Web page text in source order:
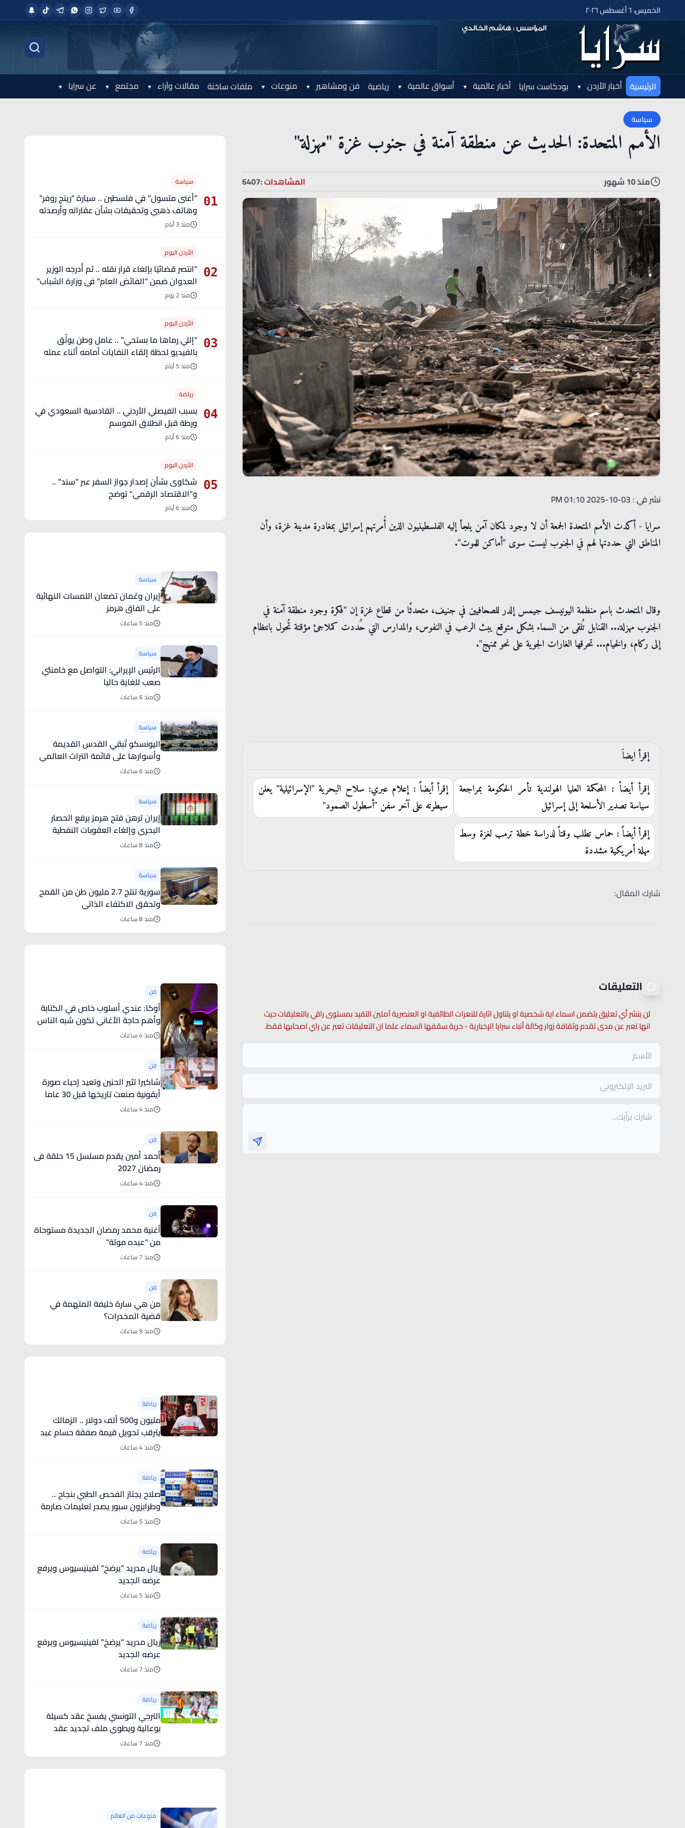
الخميس، ٦ أغسطس ٢٠٢٦
الرئيسية أخبار الأردن بودكاست سرايا أخبار عالمية أسواق عالمية رياضية فن ومشاهير منوعات ملفات ساخنة مقالات وآراء مجتمع عن سرايا
سياسة
الأمم المتحدة: الحديث عن منطقة آمنة في جنوب غزة "مهزلة"
منذ 10 شهور المشاهدات :6407
نشر في : 03-10-2025 01:10 PM
سرايا - أكدت الأمم المتحدة الجمعة أن لا وجود لمكان آمن يلجأ إليه الفلسطينيون الذين أُمرتهم إسرائيل بمغادرة مدينة غزة، وأن
المناطق التي حددتها لهم في الجنوب ليست سوى "أماكن للموت".
وقال المتحدث باسم منظمة اليونيسف جيمس إلدر للصحافيين في جنيف، متحدثًا من قطاع غزة إن "فكرة وجود منطقة آمنة في
الجنوب مهزلة... القنابل تُلقى من السماء بشكل متوقع يبث الرعب في النفوس، والمدارس التي حُددت كملاجئ مؤقتة تُحول بانتظام
إلى ركام، والخيام... تحرقها الغارات الجوية على نحو ممنهج".
إقرأ ايضاَ
إقرأ أيضاً : المحكمة العليا الهولندية تأمر الحكومة بمراجعة
سياسة تصدير الأسلحة إلى إسرائيل
إقرأ أيضاً : إعلام عبري: سلاح البحرية "الإسرائيلية" يعلن
سيطرته على آخر سفن "أسطول الصمود"
إقرأ أيضاً : حماس تطلب وقتاً لدراسة خطة ترمب لغزة وسط
مهلة أمريكية مشددة
شارك المقال:
التعليقات
لن ينشر أي تعليق يتضمن اسماء اية شخصية او يتناول اثارة للنعرات الطائفية او العنصرية آملين التقيد بمستوى راقي بالتعليقات حيث
انها تعبر عن مدى تقدم وثقافة زوار وكالة أنباء سرايا الإخبارية - حرية سقفها السماء علما ان التعليقات تعبر عن راي اصحابها فقط.
01
سياسة
"أغنى متسول" في فلسطين .. سيارة "رينج روفر"
وهاتف ذهبي وتحقيقات بشأن عقاراته وأرصدته
منذ 3 أيام
02
الأردن اليوم
"انتصر قضائيًا بإلغاء قرار نقله .. ثم أُدرجه الوزير
العدوان ضمن "الفائض العام" في وزارة الشباب"
- تفاصيل
منذ 2 يوم
03
الأردن اليوم
"إللي رماها ما بستحي" .. عامل وطن يوثّق
بالفيديو لحظة إلقاء النفايات أمامه أثناء عمله
منذ 5 أيام
04
رياضة
بسبب الفيصلي الأردني .. القادسية السعودي في
ورطة قبل انطلاق الموسم
منذ 6 أيام
05
الأردن اليوم
شكاوى بشأن إصدار جواز السفر عبر "سند" ..
و"الاقتصاد الرقمي" توضح
منذ 6 أيام
سياسة
إيران وعُمان تضعان اللمسات النهائية
على اتفاق هرمز
منذ 5 ساعات
سياسة
الرئيس الإيراني: التواصل مع خامنئي
صعب للغاية حاليا
منذ 6 ساعات
سياسة
اليونسكو تُبقي القدس القديمة
وأسوارها على قائمة التراث العالمي
المعرض للخطر
منذ 6 ساعات
سياسة
إيران ترهن فتح هرمز برفع الحصار
البحري وإلغاء العقوبات النفطية
منذ 8 ساعات
سياسة
سورية تنتج 2.7 مليون طن من القمح
وتحقق الاكتفاء الذاتي
منذ 8 ساعات
فن
أوكا: عندي أسلوب خاص في الكتابة
وأهم حاجة الأغاني تكون شبه الناس
منذ 4 ساعات
فن
شاكيرا تثير الحنين وتعيد إحياء صورة
أيقونية صنعت تاريخها قبل 30 عاما
منذ 4 ساعات
فن
أحمد أمين يقدم مسلسل 15 حلقة فى
رمضان 2027
منذ 4 ساعات
فن
أغنية محمد رمضان الجديدة مستوحاة
من "عبده موتة"
منذ 7 ساعات
فن
من هي سارة خليفة المتهمة في
قضية المخدرات؟
منذ 9 ساعات
رياضة
مليون و500 ألف دولار .. الزمالك
يترقب تحويل قيمة صفقة حسام عبد
المجيد
منذ 4 ساعات
رياضة
صلاح يجتاز الفحص الطبي بنجاح ..
وطرابزون سبور يصدر تعليمات صارمة
لجماهيره قبل استقبال النجم
منذ 5 ساعات
رياضة
ريال مدريد "يرضخ" لفينيسيوس ويرفع
عرضه الجديد
منذ 5 ساعات
رياضة
ريال مدريد "يرضخ" لفينيسيوس ويرفع
عرضه الجديد
منذ 7 ساعات
رياضة
الترجي التونسي يفسخ عقد كسيلة
بوعالية ويطوي ملف تجديد عقد
بلايلي ا
منذ 7 ساعات
منوعات من العالم